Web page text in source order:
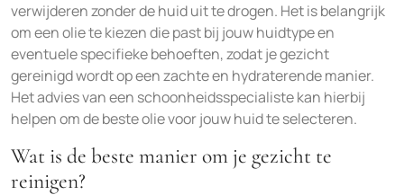
verwijderen zonder de huid uit te drogen. Het is belangrijk
om een olie te kiezen die past bij jouw huidtype en
eventuele specifieke behoeften, zodat je gezicht
gereinigd wordt op een zachte en hydraterende manier.
Het advies van een schoonheidsspecialiste kan hierbij
helpen om de beste olie voor jouw huid te selecteren.
Wat is de beste manier om je gezicht te
reinigen?